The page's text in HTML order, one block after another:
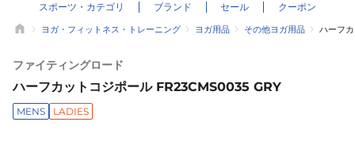
スポーツ・カテゴリ ブランド セール クーポン
ヨガ・フィットネス・トレーニング ヨガ用品 その他ヨガ用品 ハーフ
ファイティングロード
ハーフカットコジポール FR23CMS0035 GRY
MENS LADIES